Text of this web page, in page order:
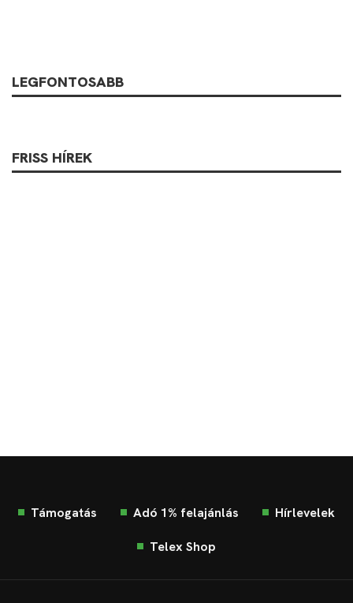
LEGFONTOSABB
FRISS HÍREK
Támogatás Adó 1% felajánlás Hírlevelek
Telex Shop